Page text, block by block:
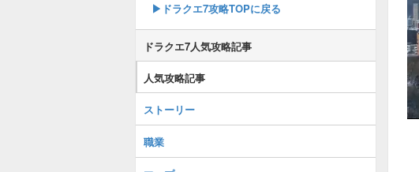
▶︎ドラクエ7攻略TOPに戻る
ドラクエ7人気攻略記事
人気攻略記事
ストーリー
職業